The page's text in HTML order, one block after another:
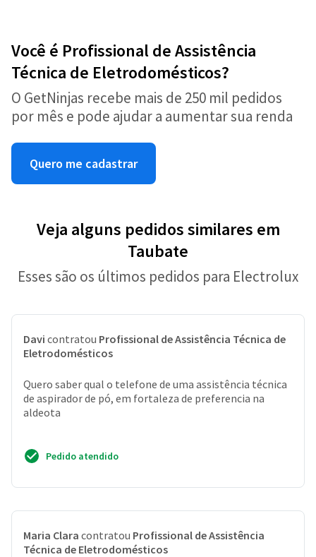
Você é Profissional de Assistência
Técnica de Eletrodomésticos?
O GetNinjas recebe mais de 250 mil pedidos
por mês e pode ajudar a aumentar sua renda
Quero me cadastrar
Veja alguns pedidos similares em
Taubate
Esses são os últimos pedidos para Electrolux
Davi contratou Profissional de Assistência Técnica de
Eletrodomésticos
Quero saber qual o telefone de uma assistência técnica
de aspirador de pó, em fortaleza de preferencia na
aldeota
Pedido atendido
Maria Clara contratou Profissional de Assistência
Técnica de Eletrodomésticos